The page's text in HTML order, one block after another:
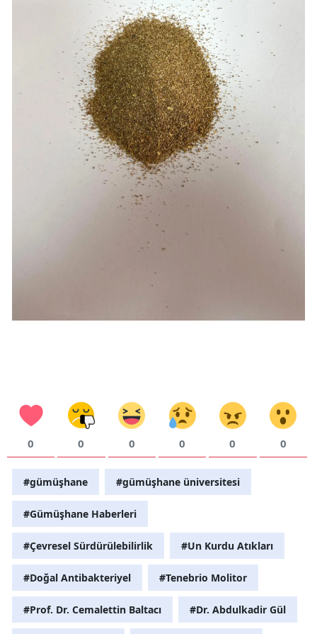
0 0 0 0 0 0
#gümüşhane #gümüşhane üniversitesi
#Gümüşhane Haberleri
#Çevresel Sürdürülebilirlik #Un Kurdu Atıkları
#Doğal Antibakteriyel #Tenebrio Molitor
#Prof. Dr. Cemalettin Baltacı #Dr. Abdulkadir Gül